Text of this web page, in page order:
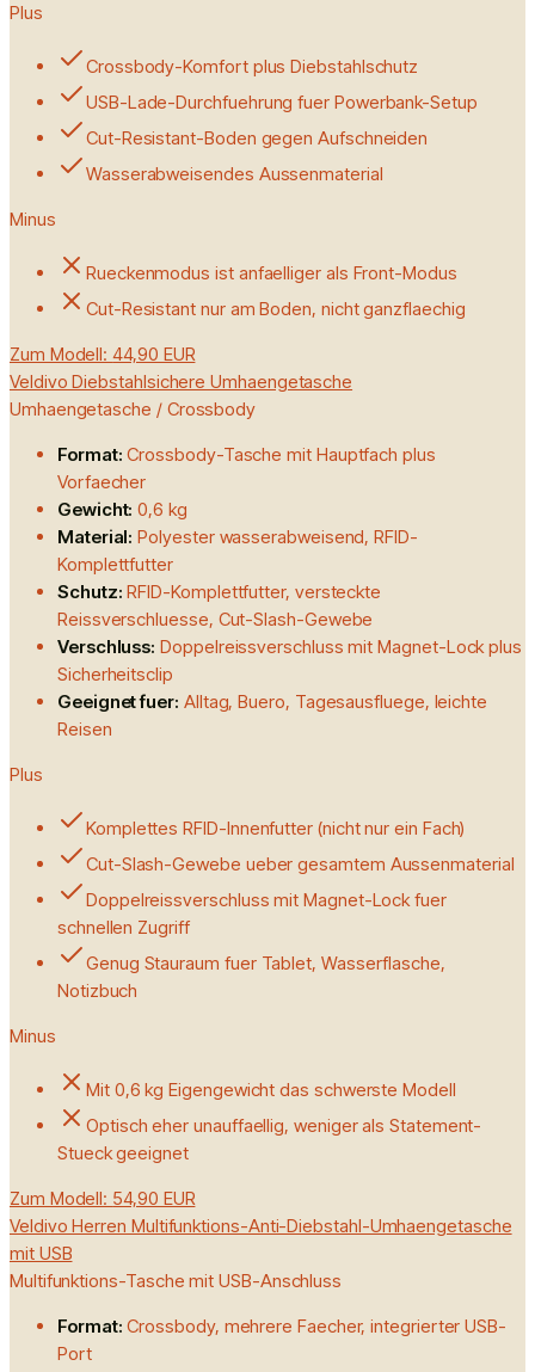
Plus
Crossbody-Komfort plus Diebstahlschutz
USB-Lade-Durchfuehrung fuer Powerbank-Setup
Cut-Resistant-Boden gegen Aufschneiden
Wasserabweisendes Aussenmaterial
Minus
Rueckenmodus ist anfaelliger als Front-Modus
Cut-Resistant nur am Boden, nicht ganzflaechig
Zum Modell:44,90 EUR
Veldivo Diebstahlsichere Umhaengetasche
Umhaengetasche / Crossbody
Format: Crossbody-Tasche mit Hauptfach plus
Vorfaecher
Gewicht: 0,6 kg
Material: Polyester wasserabweisend, RFID-
Komplettfutter
Schutz: RFID-Komplettfutter, versteckte
Reissverschluesse, Cut-Slash-Gewebe
Verschluss: Doppelreissverschluss mit Magnet-Lock plus
Sicherheitsclip
Geeignet fuer: Alltag, Buero, Tagesausfluege, leichte
Reisen
Plus
Komplettes RFID-Innenfutter (nicht nur ein Fach)
Cut-Slash-Gewebe ueber gesamtem Aussenmaterial
Doppelreissverschluss mit Magnet-Lock fuer
schnellen Zugriff
Genug Stauraum fuer Tablet, Wasserflasche,
Notizbuch
Minus
Mit 0,6 kg Eigengewicht das schwerste Modell
Optisch eher unauffaellig, weniger als Statement-
Stueck geeignet
Zum Modell: 54,90 EUR
Veldivo Herren Multifunktions-Anti-Diebstahl-Umhaengetasche
mit USB
Multifunktions-Tasche mit USB-Anschluss
Format: Crossbody, mehrere Faecher, integrierter USB-
Port